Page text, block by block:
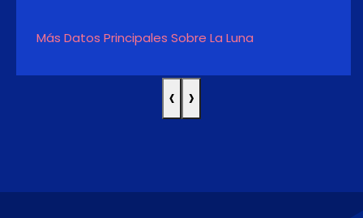
Más Datos Principales Sobre La Luna
‹ ›